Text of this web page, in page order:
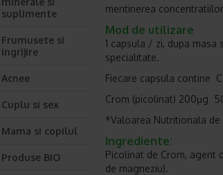
mentinerea
Mod de utilizare
1 capsula / zi, dupa
specialitate.
Fiecare capsula contine
Crom (picolinat) 200μg
*Valoarea Nutritionala de
Ingrediente:
Picolinat de Crom, agent
de magneziu).
suplimente
Frumusete si
ingrijire
Acnee
Cuplu si sex
Mama si copilul
Produse BIO